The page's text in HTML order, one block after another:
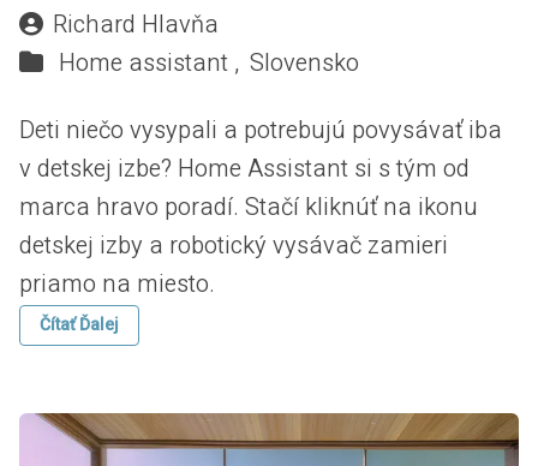
Richard Hlavňa
Home assistant , Slovensko
Deti niečo vysypali a potrebujú povysávať iba
v detskej izbe? Home Assistant si s tým od
marca hravo poradí. Stačí kliknúť na ikonu
detskej izby a robotický vysávač zamieri
priamo na miesto.
Čítať Ďalej